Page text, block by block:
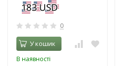
0
У кошик
В наявності